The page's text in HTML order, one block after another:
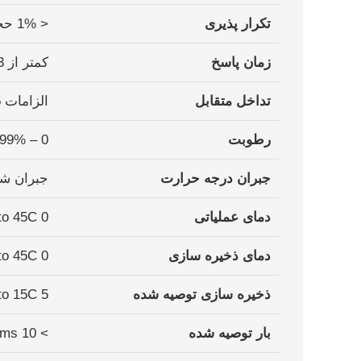
تکرار پذیری < 1% حجم 02 (در دما و فشار ثابت)
زمان پاسخ کمتر از 13 ثانیه تا 90 درصد مقدار نهایی
تداخل متقابل الزامات ISO 80601-2-55 را برآورده می کند
رطوبت 0 – 99% RH (Non-condnsing)
جبران درجە حرارت جبران
دمای عملیاتی 0 to 45C°
دمای ذخیره سازی 0 to 45C°
ذخیره سازی توصیه شده 5 to 15C°
بار توصیه شده > 10 KOhms